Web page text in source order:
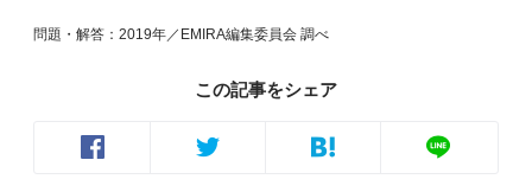
問題・解答：2019年／EMIRA編集委員会 調べ
この記事をシェア